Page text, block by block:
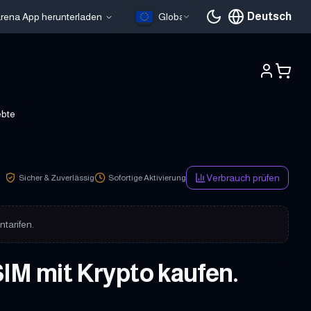
App herunterladen Global Deutsch
Aktuelle Sprache
Sicher & Zuverlässig Sofortige Aktivierung Verbrauch prüfen
mit Krypto kaufen.